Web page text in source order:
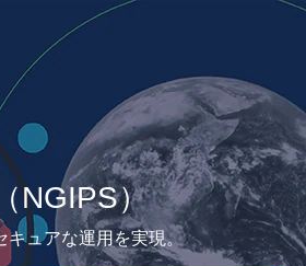
NGIPS）
キュアな運用を実現。